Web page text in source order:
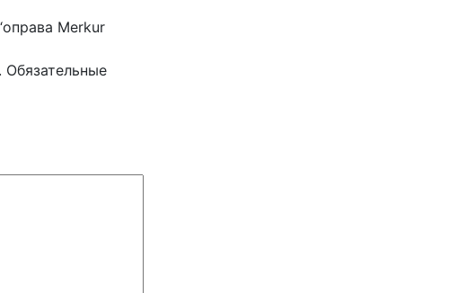
Merkur
Обязательные